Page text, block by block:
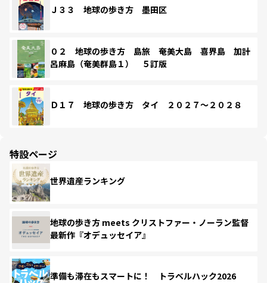
Ｊ３３ 地球の歩き方 墨田区
０２ 地球の歩き方 島旅 奄美大島 喜界島 加計
呂麻島（奄美群島１） ５訂版
Ｄ１７ 地球の歩き方 タイ ２０２７～２０２８
特設ページ
世界遺産ランキング
地球の歩き方 meets クリストファー・ノーラン監督
最新作『オデュッセイア』
準備も滞在もスマートに！ トラベルハック2026